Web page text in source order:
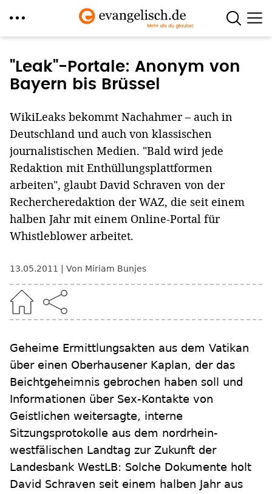
zum
Inhalt
"Leak"-Portale: Anonym von
Bayern bis Brüssel
WikiLeaks bekommt Nachahmer – auch in
Deutschland und auch von klassischen
journalistischen Medien. "Bald wird jede
Redaktion mit Enthüllungsplattformen
arbeiten", glaubt David Schraven von der
Rechercheredaktion der WAZ, die seit einem
halben Jahr mit einem Online-Portal für
Whistleblower arbeitet.
13.05.2011 Von Miriam Bunjes
Geheime Ermittlungsakten aus dem Vatikan
über einen Oberhausener Kaplan, der das
Beichtgeheimnis gebrochen haben soll und
Informationen über Sex-Kontakte von
Geistlichen weitersagte, interne
Sitzungsprotokolle aus dem nordrhein-
westfälischen Landtag zur Zukunft der
Landesbank WestLB: Solche Dokumente holt
David Schraven seit einem halben Jahr aus